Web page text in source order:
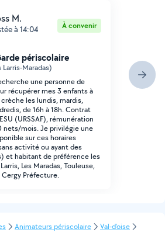
M.
à 14:04 À convenir
périscolaire
Larris-Maradas)
une personne de
récupérer mes 3 enfants à
les lundis, mardis,
de 16h à 18h. Contrat
(URSSAF), rémunération
nets/mois. Je privilégie une
sur ces horaires
activité ou ayant des
et habitant de préférence les
Les Maradas, Touleuse,
Cergy Préfecture.
Animateurs périscolaire
Val-d'oise